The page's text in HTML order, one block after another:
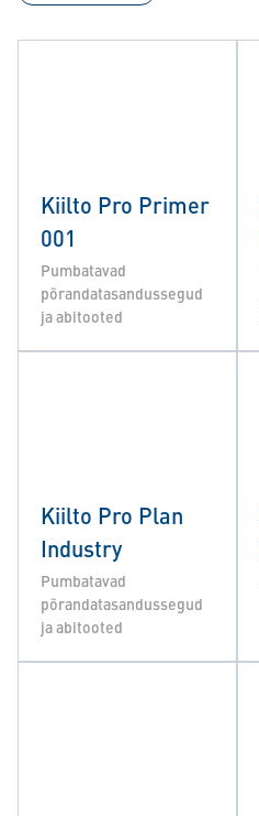
Kiilto Pro Primer
001
Pumbatavad
põrandatasandussegud
ja abitooted
Kiilto Pro Plan
Industry
Pumbatavad
põrandatasandussegud
ja abitooted